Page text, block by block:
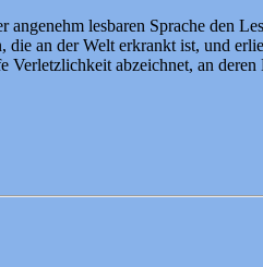
lesbaren Sprache den
an der Welt erkrankt ist, und
Verletzlichkeit abzeichnet, an